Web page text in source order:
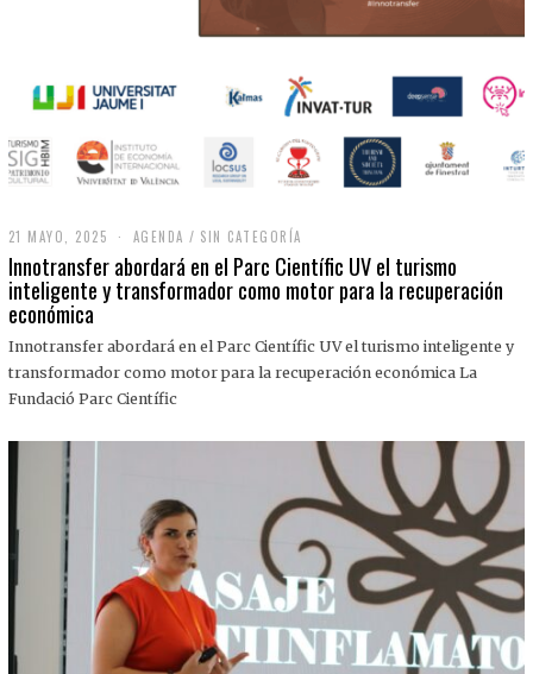
21 MAYO, 2025
M
A
Y
,
0
2
AGENDA / SIN CATEGORÍA
Innotransfer abordará en el Parc Científic UV el turismo
inteligente y transformador como motor para la recuperación
económica
Innotransfer abordará en el Parc Científic UV el turismo inteligente y
transformador como motor para la recuperación económica La
Fundació Parc Científic